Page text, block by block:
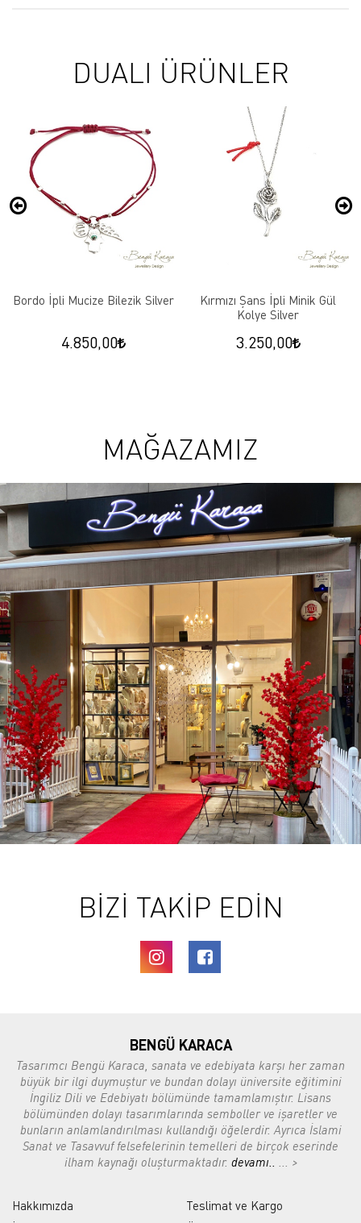
DUALI ÜRÜNLER
Bordo İpli Mucize Bilezik Silver
4.850,00
Kırmızı Şans İpli Minik Gül
Kolye Silver
3.250,00
MAĞAZAMIZ
BİZİ TAKİP EDİN
BENGÜ KARACA
Tasarımcı Bengü Karaca, sanata ve edebiyata karşı her zaman
büyük bir ilgi duymuştur ve bundan dolayı üniversite eğitimini
İngiliz Dili ve Edebiyatı bölümünde tamamlamıştır. Lisans
bölümünden dolayı tasarımlarında semboller ve işaretler ve
bunların anlamlandırılması kullandığı öğelerdir. Ayrıca İslami
Sanat ve Tasavvuf felsefelerinin temelleri de birçok eserinde
ilham kaynağı oluşturmaktadır. devamı.. ... >
Hakkımızda
Teslimat ve Kargo